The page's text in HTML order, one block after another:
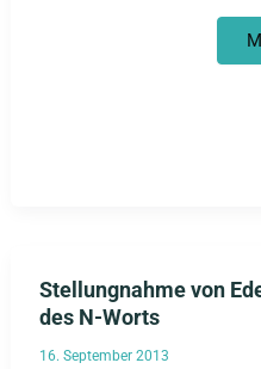
Stellungnahme von
des N-Worts
16. September 2013